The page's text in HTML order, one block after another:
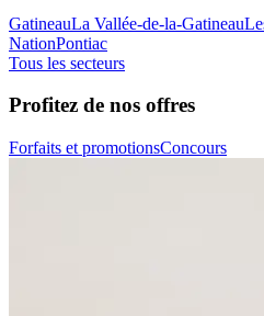
GatineauLa Vallée-de-la-Gatineau
NationPontiac
Tous les secteurs
Profitez de nos offres
Forfaits et promotionsConcours